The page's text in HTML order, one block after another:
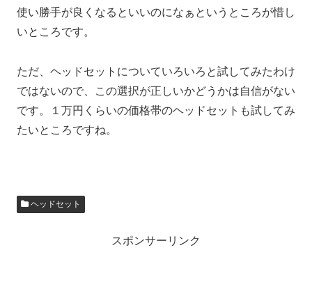
使い勝手が良くなるといいのになぁというところが惜し
いところです。
ただ、ヘッドセットについていろいろと試してみたわけ
ではないので、この選択が正しいかどうかは自信がない
です。１万円くらいの価格帯のヘッドセットも試してみ
たいところですね。
ヘッドセット
スポンサーリンク